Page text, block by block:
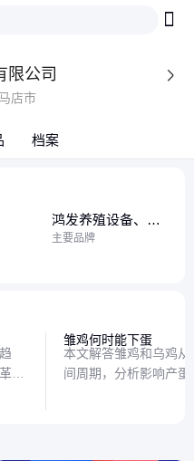
限公司 
店市
档案
鸿发养殖设备、河
南鸿发养殖设备
主要品牌
新
雏鸡何时能下蛋
本文解答雏鸡和乌鸡
间周期，分析影响产